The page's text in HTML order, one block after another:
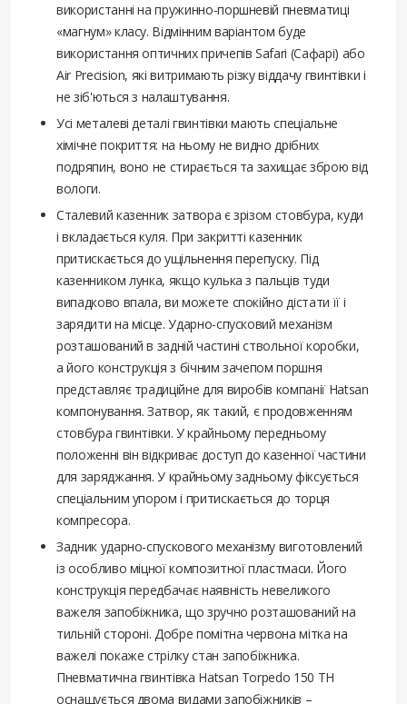
використанні на пружинно-поршневій пневматиці
«магнум» класу. Відмінним варіантом буде
використання оптичних причепів Safari (Сафарі) або
Air Precision, які витримають різку віддачу гвинтівки і
не зіб'ються з налаштування.
Усі металеві деталі гвинтівки мають спеціальне
хімічне покриття: на ньому не видно дрібних
подряпин, воно не стирається та захищає зброю від
вологи.
Сталевий казенник затвора є зрізом стовбура, куди
і вкладається куля. При закритті казенник
притискається до ущільнення перепуску. Під
казенником лунка, якщо кулька з пальців туди
випадково впала, ви можете спокійно дістати її і
зарядити на місце. Ударно-спусковий механізм
розташований в задній частині ствольної коробки,
а його конструкція з бічним зачепом поршня
представляє традиційне для виробів компанії Hatsan
компонування. Затвор, як такий, є продовженням
стовбура гвинтівки. У крайньому передньому
положенні він відкриває доступ до казенної частини
для заряджання. У крайньому задньому фіксується
спеціальним упором і притискається до торця
компресора.
Задник ударно-спускового механізму виготовлений
із особливо міцної композитної пластмаси. Його
конструкція передбачає наявність невеликого
важеля запобіжника, що зручно розташований на
тильній стороні. Добре помітна червона мітка на
важелі покаже стрілку стан запобіжника.
Пневматична гвинтівка Hatsan Torpedo 150 TH
оснащується двома видами запобіжників –